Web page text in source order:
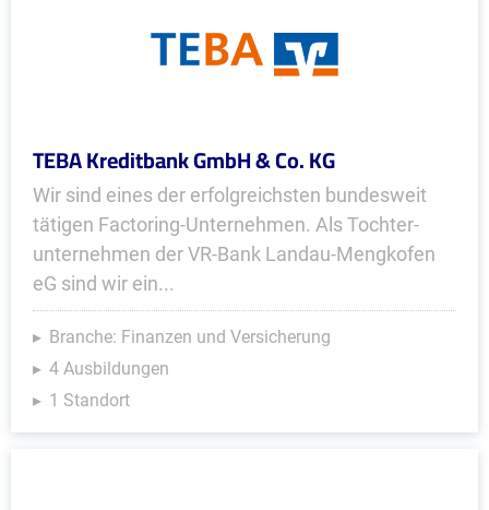
TEBA Kreditbank GmbH & Co. KG
Wir sind eines der erfolgreichsten bundesweit
tätigen Factoring-Unternehmen. Als Tochter­
unternehmen der VR-Bank Landau-Mengkofen
eG sind wir ein...
Branche: Finanzen und Versicherung
4 Ausbildungen
1 Standort